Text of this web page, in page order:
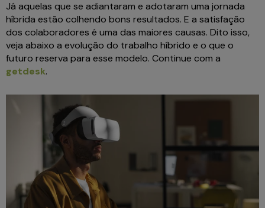
Já aquelas que se adiantaram e adotaram uma jornada
híbrida estão colhendo bons resultados. E a satisfação
dos colaboradores é uma das maiores causas. Dito isso,
veja abaixo a evolução do trabalho híbrido e o que o
futuro reserva para esse modelo. Continue com a
getdesk.